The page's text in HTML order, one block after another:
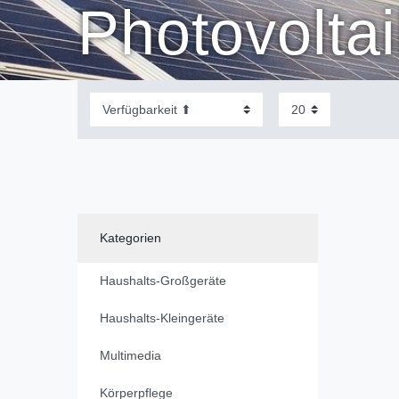
Kategorien
Haushalts-Großgeräte
Haushalts-Kleingeräte
Multimedia
Körperpflege